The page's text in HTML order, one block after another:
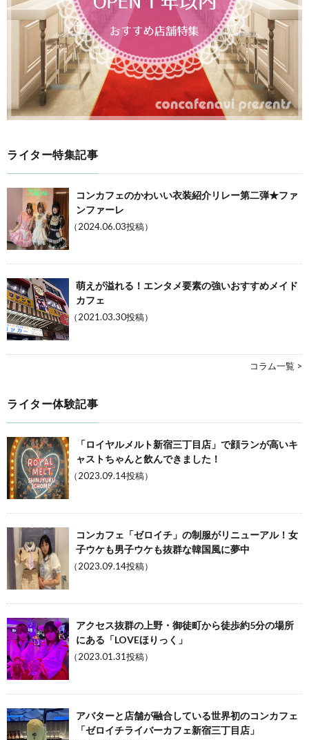
ライター特集記事
コンカフェのかわいい衣装紹介リレー第二弾★ファ
ンファーレ
（2024.06.03投稿）
萌えが溢れる！エンタメ要素の強いおすすめメイド
カフェ
（2021.03.30投稿）
コラム一覧 >
ライター体験記事
「ロイヤルメルト新宿三丁目店」で顔ランが高いキ
ャストちゃんと飲んできました！
（2023.09.14投稿）
コンカフェ「ゼロイチ」の制服がリニューアル！女
子ウケも男子ウケも抜群な韓国風に夢中
（2023.09.14投稿）
アクセス抜群の上野・御徒町から徒歩約5分の場所
にある「LOVEほりっく」
（2023.01.31投稿）
アバターと店舗が融合している世界初のコンカフェ
「ゼロイチライバーカフェ新宿三丁目店」